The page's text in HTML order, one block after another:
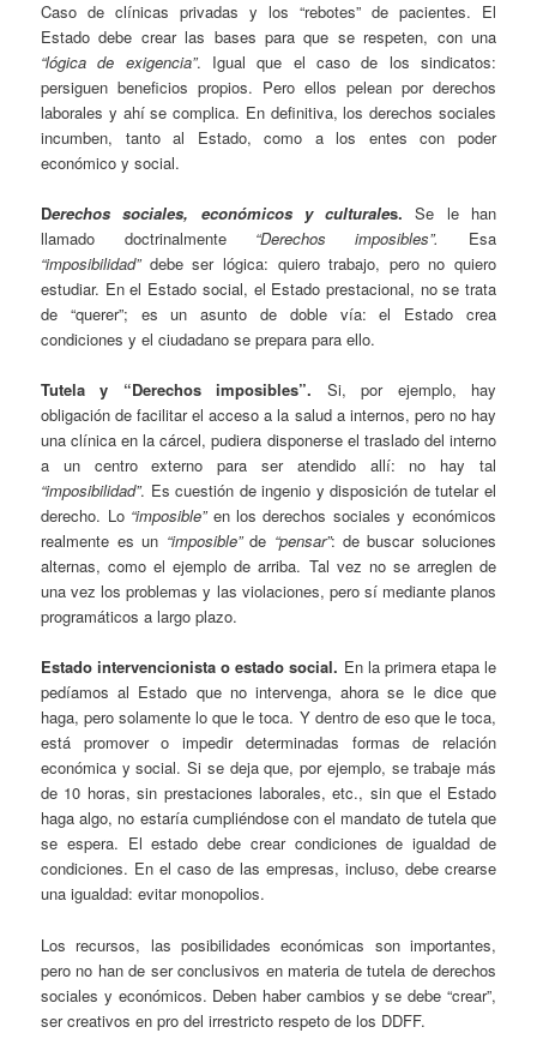
Caso de clínicas privadas y los “rebotes” de pacientes. El
Estado debe crear las bases para que se respeten, con una
“lógica de exigencia”. Igual que el caso de los sindicatos:
persiguen beneficios propios. Pero ellos pelean por derechos
laborales y ahí se complica. En definitiva, los derechos sociales
incumben, tanto al Estado, como a los entes con poder
económico y social.
Derechos sociales, económicos y culturales. Se le han
llamado doctrinalmente “Derechos imposibles”.
Esa
“imposibilidad”debe ser lógica: quiero trabajo, pero no quiero
estudiar. En el Estado social, el Estado prestacional, no se trata
de “querer”; es un asunto de doble vía: el Estado crea
condiciones y el ciudadano se prepara para ello.
Tutela y “Derechos imposibles”. Si, por ejemplo, hay
obligación de facilitar el acceso a la salud a internos, pero no hay
una clínica en la cárcel, pudiera disponerse el traslado del interno
a un centro externo para ser atendido allí: no hay tal
“imposibilidad”. Es cuestión de ingenio y disposición de tutelar el
derecho. Lo “imposible”en los derechos sociales y económicos
realmente es un “imposible”de “pensar”: de buscar soluciones
alternas, como el ejemplo de arriba. Tal vez no se arreglen de
una vez los problemas y las violaciones, pero sí mediante planos
programáticos a largo plazo.
Estado intervencionista o estado social. En la primera etapa le
pedíamos al Estado que no intervenga, ahora se le dice que
haga, pero solamente lo que le toca. Y dentro de eso que le toca,
está promover o impedir determinadas formas de relación
económica y social. Si se deja que, por ejemplo, se trabaje más
de 10 horas, sin prestaciones laborales, etc., sin que el Estado
haga algo, no estaría cumpliéndose con el mandato de tutela que
se espera. El estado debe crear condiciones de igualdad de
condiciones. En el caso de las empresas, incluso, debe crearse
una igualdad: evitar monopolios.
Los recursos, las posibilidades económicas son importantes,
pero no han de ser conclusivos en materia de tutela de derechos
sociales y económicos. Deben haber cambios y se debe “crear”,
ser creativos en pro del irrestricto respeto de los DDFF.